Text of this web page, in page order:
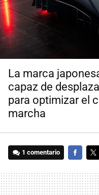
La marca
capaz de
para optimizar el
marcha
1 comentario